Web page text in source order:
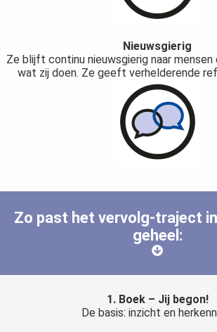
Nieuwsgierig
Ze blijft continu nieuwsgierig naar mensen
wat zij doen. Ze geeft verhelderende
Zo past het vervolg-traject
geheel:
1. Boek – Jij begon!
De basis: inzicht en